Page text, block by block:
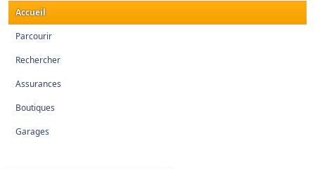
Accueil
Parcourir
Rechercher
Assurances
Boutiques
Garages